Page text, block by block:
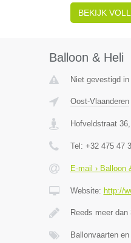
BEKIJK
Balloon & Heli
Niet gevestigd
Oost-Vlaanderen
Hofveldstraat 36,
Tel: +32 475 47
E-mail › Balloon
Website: http://
Reeds meer
Ballonvaarten